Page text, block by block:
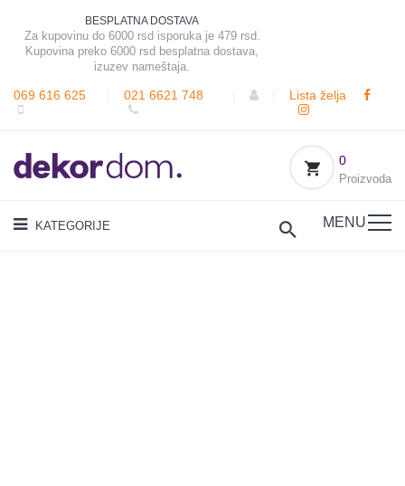
BESPLATNA DOSTAVA
Za kupovinu do 6000 rsd isporuka je 479 rsd.
Kupovina preko 6000 rsd besplatna dostava,
izuzev nameštaja.
069 616 625 021 6621 748 Lista želja
0
Proizvoda
KATEGORIJE MENU